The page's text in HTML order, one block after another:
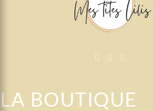
LA BOUTIQUE